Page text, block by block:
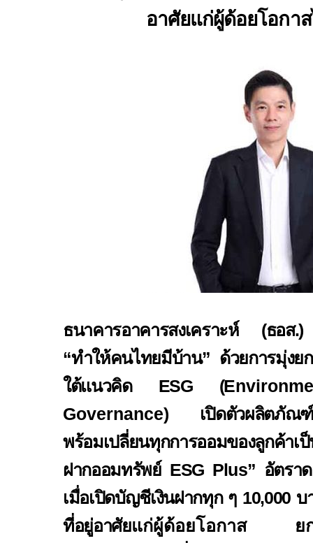
อาศัยแก่ผู้ด้อยโอกา
ธนาคารอาคารสงเคราะห์ (ธอส
“ทำให้คนไทยมีบ้าน” ด้วยการมุ่งย
ใต้แนวคิด ESG (
Governance) เปิดตัวผลิตภัณ
พร้อมเปลี่ยนทุกการออมของลูกค้าเป็
ฝากออมทรัพย์ ESG Plus” อัตรา
เมื่อเปิดบัญชีเงินฝากทุก ๆ 10,000 บ
ที่อยู่อาศัยแก่ผู้ด้อยโอกาส ยกร